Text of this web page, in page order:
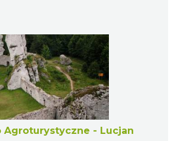
Agroturystyczne - Lucjan